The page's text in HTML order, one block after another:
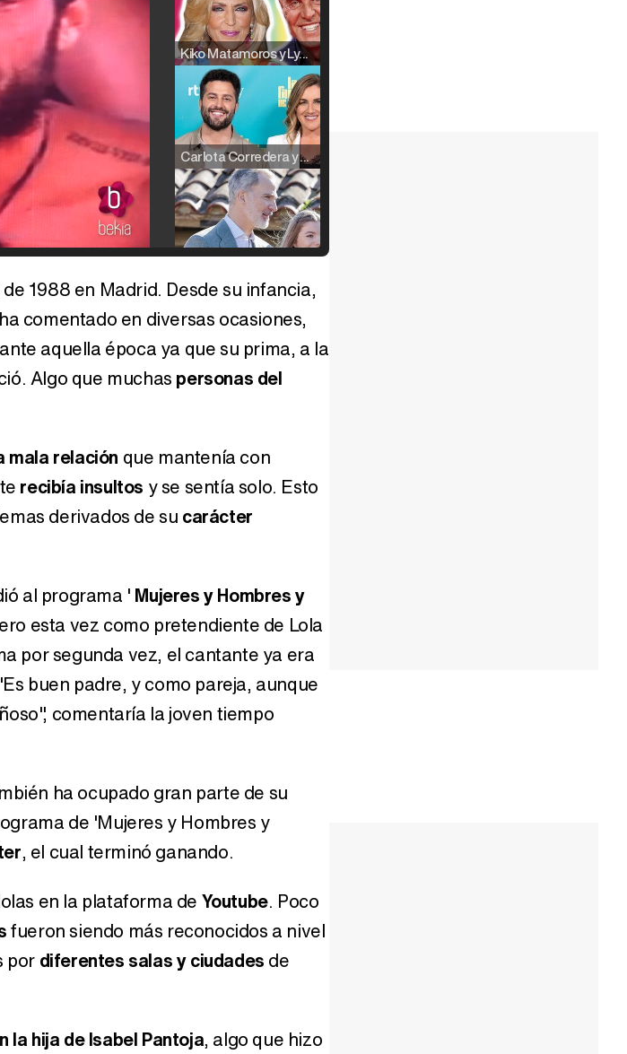
Kiko Matamoros y Lydia Lozano: "Nuestro público es de todas las edades y RTVE tiene un público muy pegado a las novelas, al que tenemos que captar"
Carlota Corredera y Javier de Hoyos: "La tele tiene que representar al público también y aquí están todos los perfiles posibles&quo;
Así se tomó Felipe VI que la Infanta Sofía no quisiera recibir formación militar
1988 en Madrid. Desde su infancia,
comentado en diversas ocasiones,
aquella época ya que su prima, a la
Algo que muchas personas del
mala relación que mantenía con
recibía insultos y se sentía solo. Esto
derivados de su carácter
al programa ' Mujeres y Hombres y
esta vez como pretendiente de Lola
por segunda vez, el cantante ya era
buen padre, y como pareja, aunque
comentaría la joven tiempo
ha ocupado gran parte de su
de 'Mujeres y Hombres y
, el cual terminó ganando.
en la plataforma de Youtube. Poco
fueron siendo más reconocidos a nivel
por diferentes salas y ciudades de
la hija de Isabel Pantoja, algo que hizo